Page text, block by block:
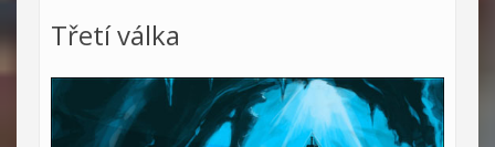
Třetí válka